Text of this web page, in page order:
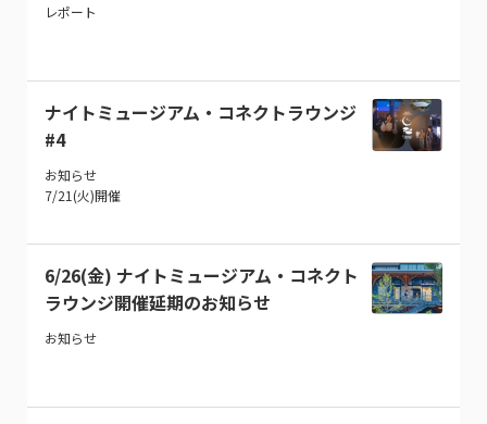
レポート
ナイトミュージアム・コネクトラウンジ
#4
お知らせ
7/21(火)開催
6/26(金) ナイトミュージアム・コネクト
ラウンジ開催延期のお知らせ
お知らせ